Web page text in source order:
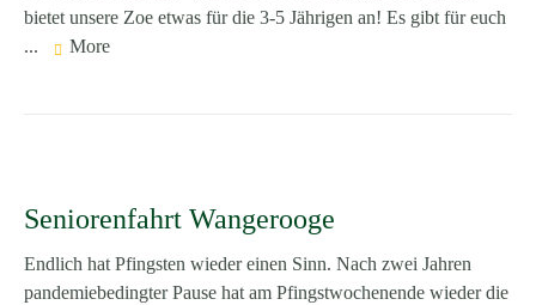
bietet unsere Zoe etwas für die 3-5 Jährigen an! Es gibt für euch
...
More
Seniorenfahrt Wangerooge
Endlich hat Pfingsten wieder einen Sinn. Nach zwei Jahren
pandemiebedingter Pause hat am Pfingstwochenende wieder die